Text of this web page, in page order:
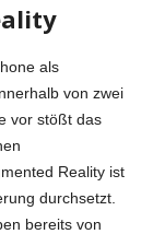
als
von zwei
vor stößt das
Reality ist
durchsetzt.
bereits von